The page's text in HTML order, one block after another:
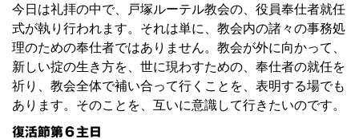
今日は礼拝の中で、戸塚ルーテル教会の、役員奉仕者就任
式が執り行われます。それは単に、教会内の諸々の事務処
理のための奉仕者ではありません。教会が外に向かって、
新しい掟の生き方を、世に現わすための、奉仕者の就任を
祈り、教会全体で補い合って行くことを、表明する場でも
あります。そのことを、互いに意識して行きたいのです。
復活節第６主日